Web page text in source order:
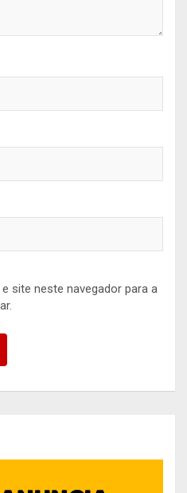
site neste navegador para a